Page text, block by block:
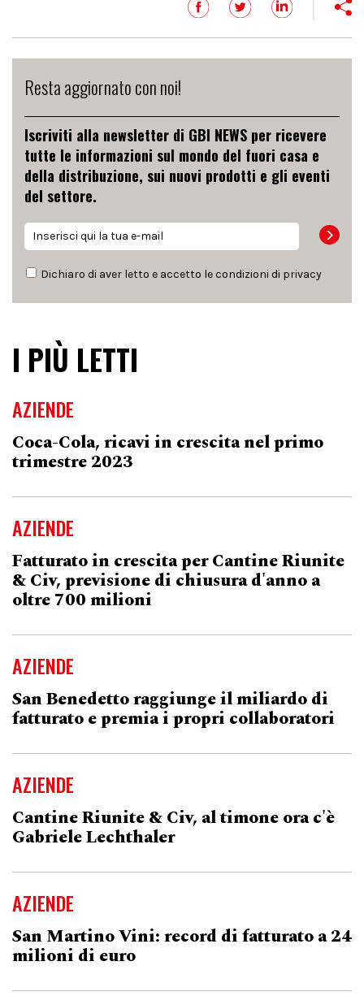
Resta aggiornato con noi!
Iscriviti alla newsletter di GBI NEWS per ricevere
tutte le informazioni sul mondo del fuori casa e
della distribuzione, sui nuovi prodotti e gli eventi
del settore.
Dichiaro di aver letto e accetto le condizioni di privacy
I PIÙ LETTI
AZIENDE
Coca-Cola, ricavi in crescita nel primo
trimestre 2023
AZIENDE
Fatturato in crescita per Cantine Riunite
& Civ, previsione di chiusura d'anno a
oltre 700 milioni
AZIENDE
San Benedetto raggiunge il miliardo di
fatturato e premia i propri collaboratori
AZIENDE
Cantine Riunite & Civ, al timone ora c'è
Gabriele Lechthaler
AZIENDE
San Martino Vini: record di fatturato a 24
milioni di euro